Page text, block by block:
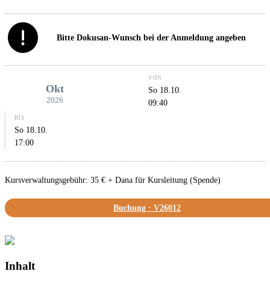
Okt
2026
VON
So 18.10.
09:40
BIS
So 18.10.
17:00
Kursverwaltungsgebühr: 35 € + Dana für Kursleitung (Spende)
Buchung · V26012
Bitte Dokusan-Wunsch bei der Anmeldung angeben
Inhalt